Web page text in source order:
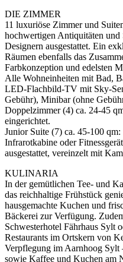
DIE ZIMMER
11 luxuriöse Zimmer und
hochwertigen Antiquitäten und
Designern ausgestattet. Ein
Räumen ebenfalls das
Farbkonzeption und edelsten
Alle Wohneinheiten mit Bad,
LED-Flachbild-TV mit Sky-
Gebühr), Minibar (ohne
Doppelzimmer (4) ca. 24-45
eingerichtet.
Junior Suite (7) ca. 45-100
Infrarotkabine oder
ausgestattet, vereinzelt mit
KULINARIA
In der gemütlichen Tee- und
das reichhaltige Frühstück
hausgemachte Kuchen und
Bäckerei zur Verfügung.
Schwesterhotel Fährhaus Sylt
Restaurants im Ortskern von
Verpflegung im Aarnhoog Sylt
sowie Kaffee und Kuchen am